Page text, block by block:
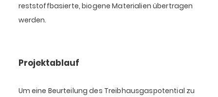
reststoffbasierte, biogene Materialien übertragen
werden.
Projektablauf
Um eine Beurteilung des Treibhausgaspotential zu